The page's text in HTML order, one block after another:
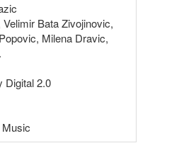
Bata Zivojinovic,
Milena Dravic,
Digital 2.0